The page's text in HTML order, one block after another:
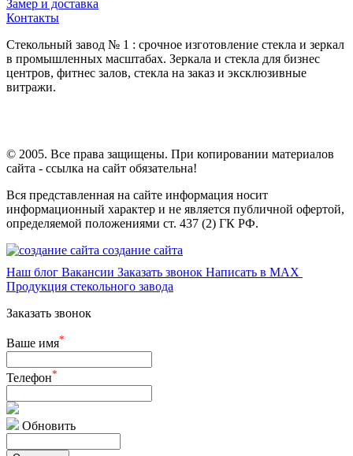
Замер и доставка
Контакты
Стекольный завод № 1 : срочное изготовление стекла и зеркал
в промышленных масштабах. Зеркала и стекла для бизнес
центров, фитнес залов, стекла на заказ и эксклюзивные
витражи.
© 2005. Все права защищены. При копировании материалов
сайта - ссылка на сайт обязательна!
Вся представленная на сайте информация носит
информационный характер и не является публичной офертой,
определяемой положениями ст. 437 (2) ГК РФ.
создание сайта
Наш блог Вакансии Заказать звонок Написать в MAX
Продукция стекольного завода
Заказать звонок
Ваше имя*
Телефон*
Обновить